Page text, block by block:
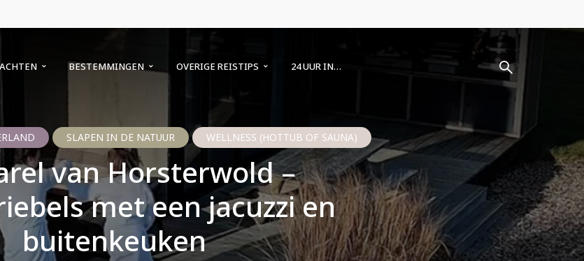
BESTEMMINGEN OVERIGE REISTIPS 24 UUR IN…
SLAPEN IN DE NATUUR WELLNESS (HOTTUB OF SAUNA)
van Horsterwold –
met een jacuzzi en
buitenkeuken